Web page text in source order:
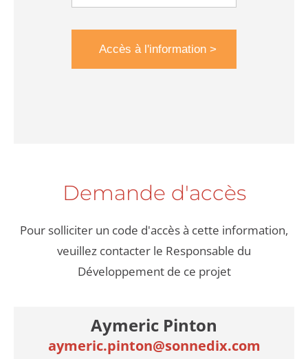
Demande d'accès
Pour solliciter un code d'accès à cette information,
veuillez contacter le Responsable du
Développement de ce projet
Aymeric Pinton
aymeric.pinton@sonnedix.com